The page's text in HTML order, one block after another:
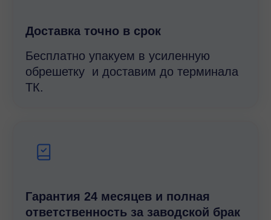
Доставка точно в срок
Бесплатно упакуем в усиленную
обрешетку и доставим до терминала
ТК.
Гарантия 24 месяцев и полная
ответственность за заводской брак